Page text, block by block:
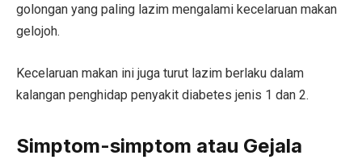
golongan yang paling lazim mengalami kecelaruan makan
gelojoh.
Kecelaruan makan ini juga turut lazim berlaku dalam
kalangan penghidap penyakit diabetes jenis 1 dan 2.
Simptom-simptom atau Gejala